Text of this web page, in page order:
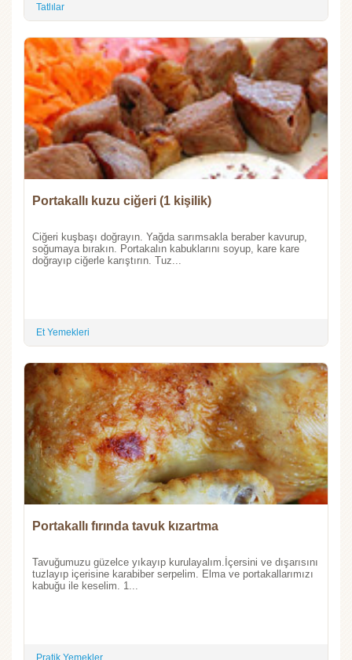
Tatlılar
Portakallı kuzu ciğeri (1 kişilik)
Ciğeri kuşbaşı doğrayın. Yağda sarımsakla beraber kavurup,
soğumaya bırakın. Portakalın kabuklarını soyup, kare kare
doğrayıp ciğerle karıştırın. Tuz...
Et Yemekleri
Portakallı fırında tavuk kızartma
Tavuğumuzu güzelce yıkayıp kurulayalım.İçersini ve dışarısını
tuzlayıp içerisine karabiber serpelim. Elma ve portakallarımızı
kabuğu ile keselim. 1...
Pratik Yemekler